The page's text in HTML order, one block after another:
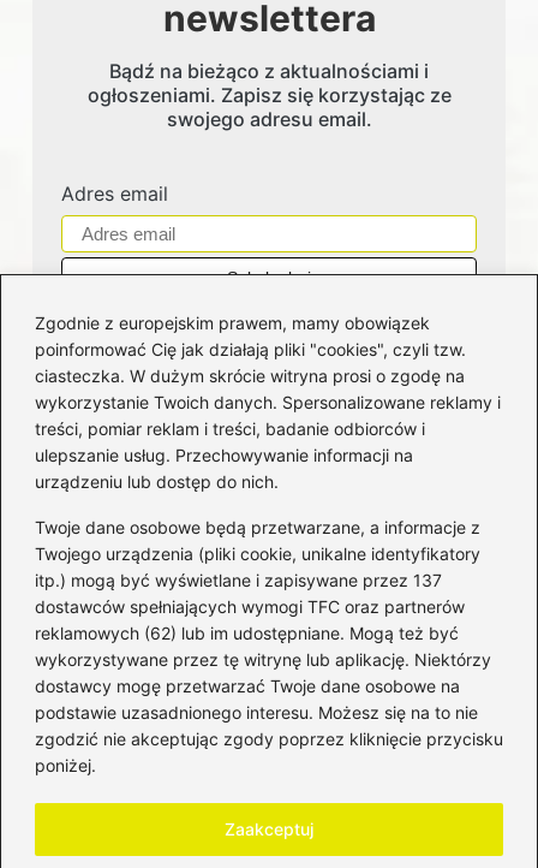
Zgodnie z europejskim prawem, mamy obowiązek
poinformować Cię jak działają pliki "cookies", czyli tzw.
ciasteczka. W dużym skrócie witryna prosi o zgodę na
wykorzystanie Twoich danych. Spersonalizowane reklamy i
treści, pomiar reklam i treści, badanie odbiorców i
ulepszanie usług. Przechowywanie informacji na
urządzeniu lub dostęp do nich.
Twoje dane osobowe będą przetwarzane, a informacje z
Twojego urządzenia (pliki cookie, unikalne identyfikatory
itp.) mogą być wyświetlane i zapisywane przez 137
dostawców spełniających wymogi TFC oraz partnerów
reklamowych (62) lub im udostępniane. Mogą też być
wykorzystywane przez tę witrynę lub aplikację. Niektórzy
dostawcy mogę przetwarzać Twoje dane osobowe na
podstawie uzasadnionego interesu. Możesz się na to nie
zgodzić nie akceptując zgody poprzez kliknięcie przycisku
poniżej.
Zaakceptuj
newslettera
Bądź na bieżąco z aktualnościami i
ogłoszeniami. Zapisz się korzystając ze
swojego adresu email.
Adres email
Kategorie
Bankowość (181)
Fundusze
(36)
Giełda(28)
Inwestycje(49)
Rentowność(32)
Rozliczenia(196)
Świadczenia socjalne(59)
Waluty(21)
Windykacja(49)